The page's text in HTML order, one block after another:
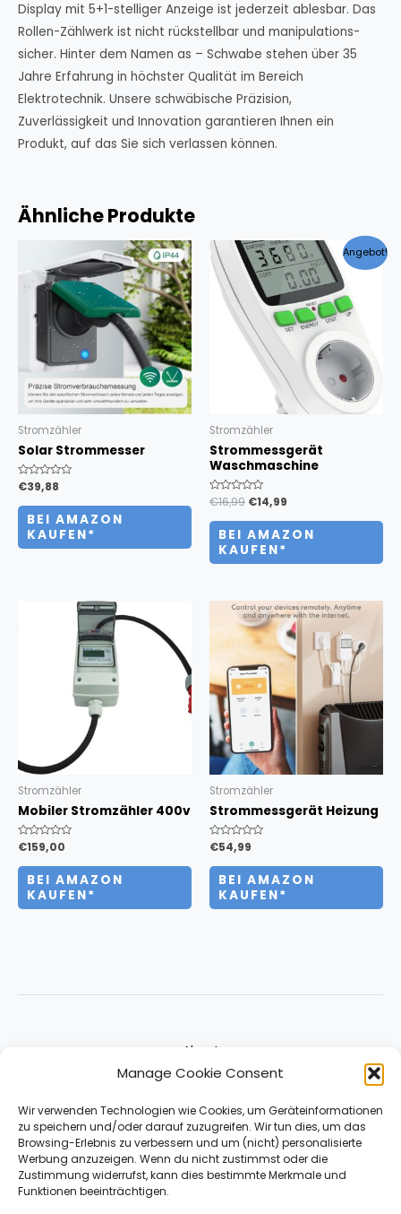
Manage Cookie Consent
Wir verwenden Technologien wie Cookies, um Geräteinformationen
zu speichern und/oder darauf zuzugreifen. Wir tun dies, um das
Browsing-Erlebnis zu verbessern und um (nicht) personalisierte
Werbung anzuzeigen. Wenn du nicht zustimmst oder die
Zustimmung widerrufst, kann dies bestimmte Merkmale und
Funktionen beeinträchtigen.
Display mit 5+1-stelliger Anzeige ist jederzeit ablesbar. Das
Rollen-Zählwerk ist nicht rückstellbar und manipulations-
sicher. Hinter dem Namen as – Schwabe stehen über 35
Jahre Erfahrung in höchster Qualität im Bereich
Elektrotechnik. Unsere schwäbische Präzision,
Zuverlässigkeit und Innovation garantieren Ihnen ein
Produkt, auf das Sie sich verlassen können.
Ähnliche Produkte
Stromzähler
Solar Strommesser
Bewertet
0
von
€39,88
BEI AMAZON
KAUFEN*
Angebot!
Stromzähler
Strommessgerät
Waschmaschine
Bewertet
0
von
€16,99 €14,99
BEI AMAZON
KAUFEN*
Stromzähler
Mobiler Stromzähler 400v
Bewertet
mit
0
von
€159,00
BEI AMAZON
KAUFEN*
Stromzähler
Strommessgerät Heizung
Bewertet
mit
0
von
€54,99
BEI AMAZON
KAUFEN*
About
Impressum & Contact